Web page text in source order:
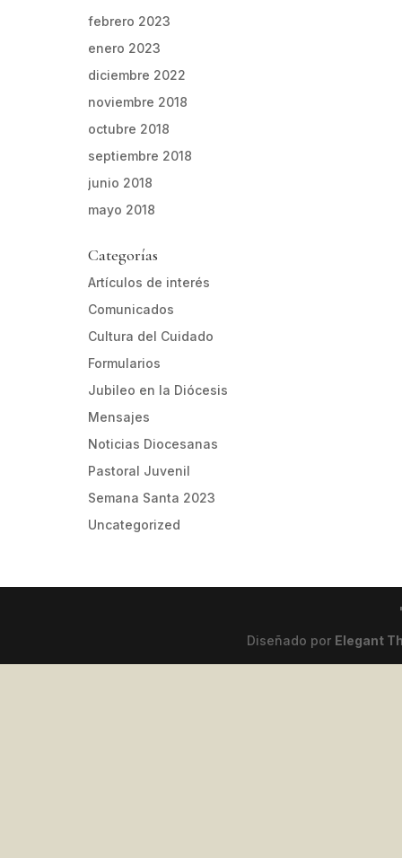
febrero 2023
enero 2023
diciembre 2022
noviembre 2018
octubre 2018
septiembre 2018
junio 2018
mayo 2018
Categorías
Artículos de interés
Comunicados
Cultura del Cuidado
Formularios
Jubileo en la Diócesis
Mensajes
Noticias Diocesanas
Pastoral Juvenil
Semana Santa 2023
Uncategorized
Diseñado por Elegant